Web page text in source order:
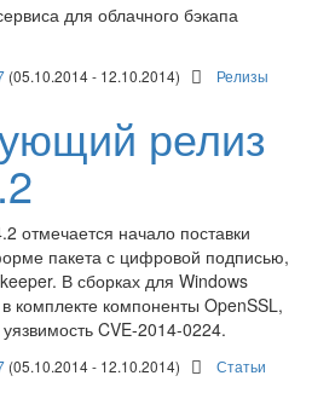
для облачного бэкапа
(05.10.2014 - 12.10.2014) Релизы
релиз
отмечается начало поставки
пакета с цифровой подписью,
В сборках для Windows
комплекте компоненты OpenSSL,
CVE-2014-0224.
(05.10.2014 - 12.10.2014) Статьи